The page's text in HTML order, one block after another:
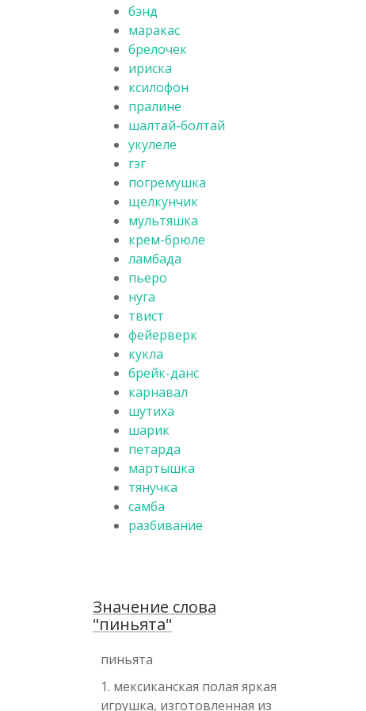
бэнд
маракас
брелочек
ириска
ксилофон
пралине
шалтай-болтай
укулеле
гэг
погремушка
щелкунчик
мультяшка
крем-брюле
ламбада
пьеро
нуга
твист
фейерверк
кукла
брейк-данс
карнавал
шутиха
шарик
петарда
мартышка
тянучка
самба
разбивание
Значение слова
"пиньята"
пиньята
1. мексиканская полая яркая
игрушка, изготовленная из